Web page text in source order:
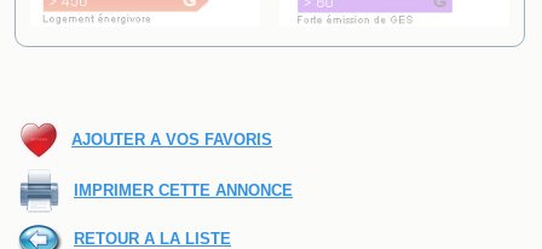
AJOUTER A VOS FAVORIS
IMPRIMER CETTE ANNONCE
RETOUR A LA LISTE